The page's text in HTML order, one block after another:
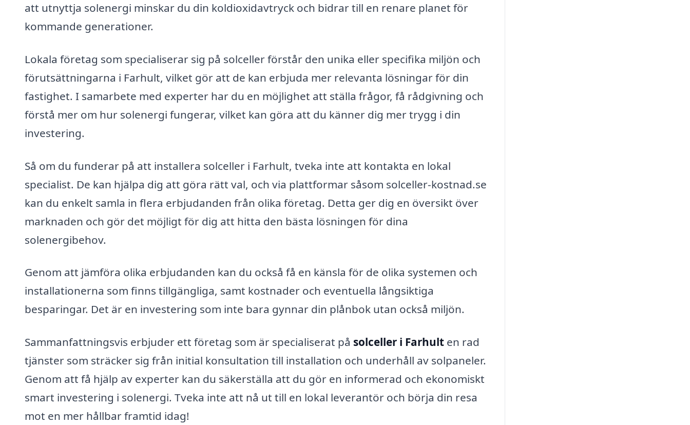
att utnyttja solenergi minskar du din koldioxidavtryck och bidrar till en renare planet för
kommande generationer.
Lokala företag som specialiserar sig på solceller förstår den unika eller specifika miljön och
förutsättningarna i Farhult, vilket gör att de kan erbjuda mer relevanta lösningar för din
fastighet. I samarbete med experter har du en möjlighet att ställa frågor, få rådgivning och
förstå mer om hur solenergi fungerar, vilket kan göra att du känner dig mer trygg i din
investering.
Så om du funderar på att installera solceller i Farhult, tveka inte att kontakta en lokal
specialist. De kan hjälpa dig att göra rätt val, och via plattformar såsom solceller-kostnad.se
kan du enkelt samla in flera erbjudanden från olika företag. Detta ger dig en översikt över
marknaden och gör det möjligt för dig att hitta den bästa lösningen för dina
solenergibehov.
Genom att jämföra olika erbjudanden kan du också få en känsla för de olika systemen och
installationerna som finns tillgängliga, samt kostnader och eventuella långsiktiga
besparingar. Det är en investering som inte bara gynnar din plånbok utan också miljön.
Sammanfattningsvis erbjuder ett företag som är specialiserat på solceller i Farhult en rad
tjänster som sträcker sig från initial konsultation till installation och underhåll av solpaneler.
Genom att få hjälp av experter kan du säkerställa att du gör en informerad och ekonomiskt
smart investering i solenergi. Tveka inte att nå ut till en lokal leverantör och börja din resa
mot en mer hållbar framtid idag!